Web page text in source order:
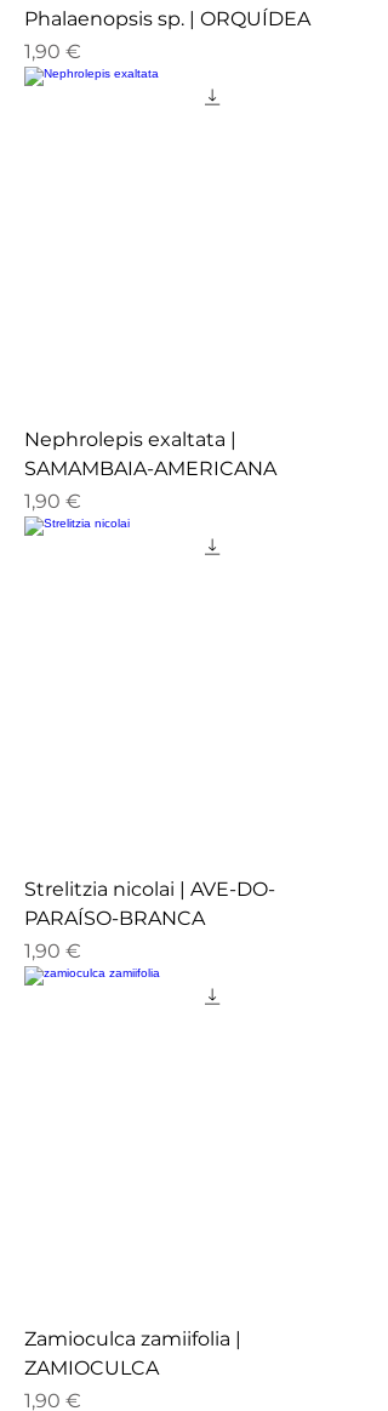
Phalaenopsis sp. | ORQUÍDEA
Preço
1,90 €
Nephrolepis exaltata |
SAMAMBAIA-AMERICANA
Preço
1,90 €
Strelitzia nicolai | AVE-DO-
PARAÍSO-BRANCA
Preço
1,90 €
Zamioculca zamiifolia |
ZAMIOCULCA
Preço
1,90 €